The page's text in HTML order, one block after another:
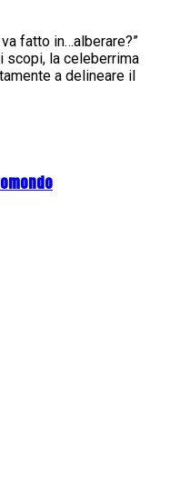
fatto in…alberare?”
scopi, la celeberrima
a delineare il